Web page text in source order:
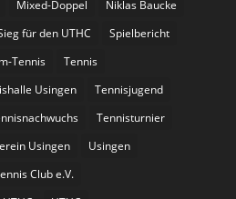
Mixed-Doppel
Niklas Baucke
für den UTHC
Spielbericht
Tennis
Tennis
Usingen
Tennisjugend
Tennisturnier
Usingen
Usingen
Club e.V.